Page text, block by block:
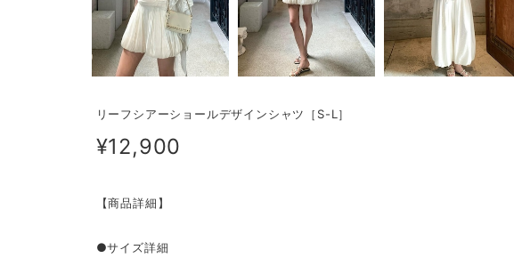
リーフシアーショールデザインシャツ［S-L］
¥12,900
【商品詳細】
●サイズ詳細